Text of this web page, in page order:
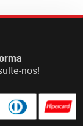
nos!